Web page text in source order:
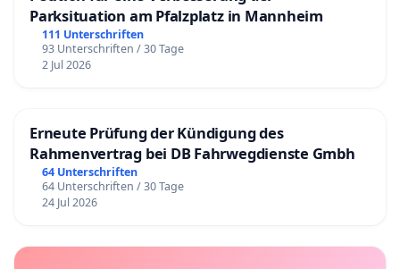
Parksituation am Pfalzplatz in Mannheim
111 Unterschriften
93 Unterschriften / 30 Tage
2 Jul 2026
Erneute Prüfung der Kündigung des
Rahmenvertrag bei DB Fahrwegdienste Gmbh
64 Unterschriften
64 Unterschriften / 30 Tage
24 Jul 2026